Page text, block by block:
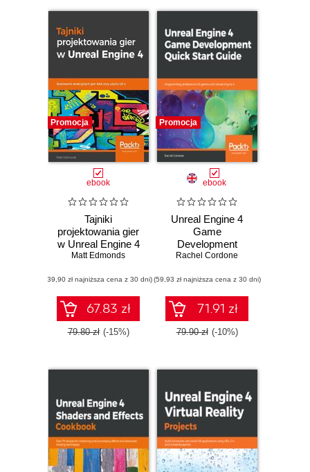
Promocja
ebook
Tajniki
projektowania gier
w Unreal Engine 4
Matt Edmonds
(39,90 zł najniższa cena z 30 dni)
67.83 zł
79.80 zł (-15%)
Promocja
ebook
Unreal Engine 4
Game
Development
Quick Start Guide.
professional 3D
games with Unreal
Engine 4
Rachel Cordone
(59,93 zł najniższa cena z 30 dni)
71.91 zł
79.90 zł (-10%)